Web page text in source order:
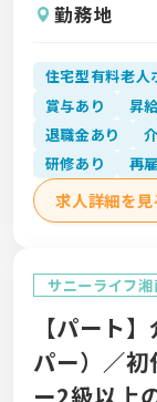
勤務地
住宅型有料老人
賞与あり
昇
退職金あり
研修あり
再
求人詳細を見
サニーライフ
【パート
パー）／